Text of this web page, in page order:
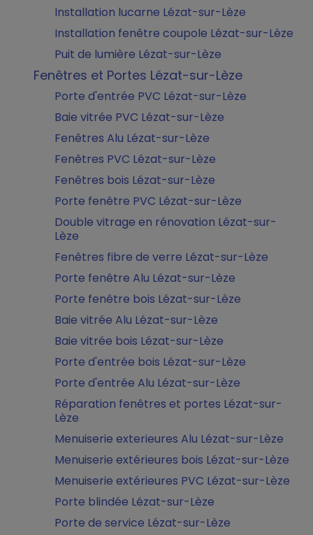
Installation lucarne Lézat-sur-Lèze
Installation fenêtre coupole Lézat-sur-Lèze
Puit de lumière Lézat-sur-Lèze
Fenêtres et Portes Lézat-sur-Lèze
Porte d'entrée PVC Lézat-sur-Lèze
Baie vitrée PVC Lézat-sur-Lèze
Fenêtres Alu Lézat-sur-Lèze
Fenêtres PVC Lézat-sur-Lèze
Fenêtres bois Lézat-sur-Lèze
Porte fenêtre PVC Lézat-sur-Lèze
Double vitrage en rénovation Lézat-sur-
Lèze
Fenêtres fibre de verre Lézat-sur-Lèze
Porte fenêtre Alu Lézat-sur-Lèze
Porte fenêtre bois Lézat-sur-Lèze
Baie vitrée Alu Lézat-sur-Lèze
Baie vitrée bois Lézat-sur-Lèze
Porte d'entrée bois Lézat-sur-Lèze
Porte d'entrée Alu Lézat-sur-Lèze
Réparation fenêtres et portes Lézat-sur-
Lèze
Menuiserie exterieures Alu Lézat-sur-Lèze
Menuiserie extérieures bois Lézat-sur-Lèze
Menuiserie extérieures PVC Lézat-sur-Lèze
Porte blindée Lézat-sur-Lèze
Porte de service Lézat-sur-Lèze